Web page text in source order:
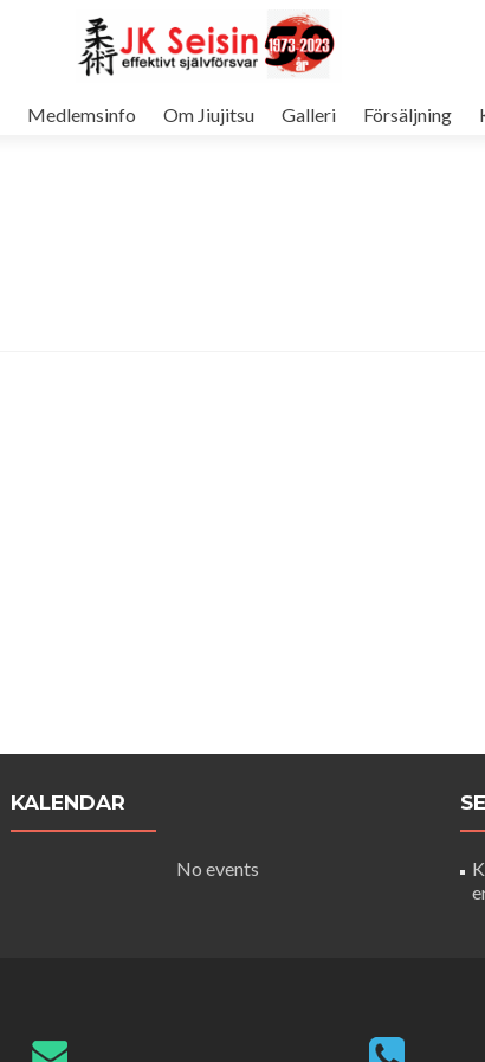
Medlemsinfo Om Jiujitsu Galleri Försäljning
KALENDAR
No events